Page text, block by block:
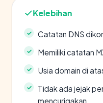
Kelebihan
Catatan DNS
Memiliki catatan
Usia domain di
Tidak ada jejak
mencurigakan